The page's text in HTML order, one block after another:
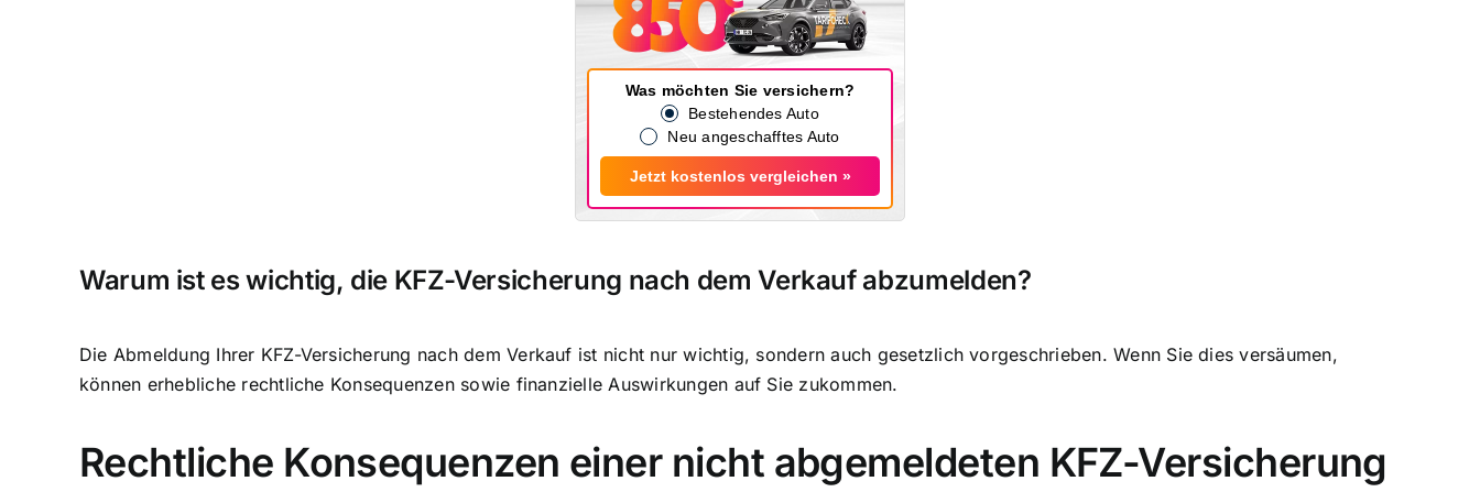
Was möchten Sie versichern?
Bestehendes Auto
Neu angeschafftes Auto
Jetzt kostenlos vergleichen »
Warum ist es wichtig, die KFZ-Versicherung nach dem Verkauf abzumelden?
Die Abmeldung Ihrer KFZ-Versicherung nach dem Verkauf ist nicht nur wichtig, sondern auch gesetzlich vorgeschrieben. Wenn Sie dies versäumen,
können erhebliche rechtliche Konsequenzen sowie finanzielle Auswirkungen auf Sie zukommen.
Rechtliche Konsequenzen einer nicht abgemeldeten KFZ-Versicherung